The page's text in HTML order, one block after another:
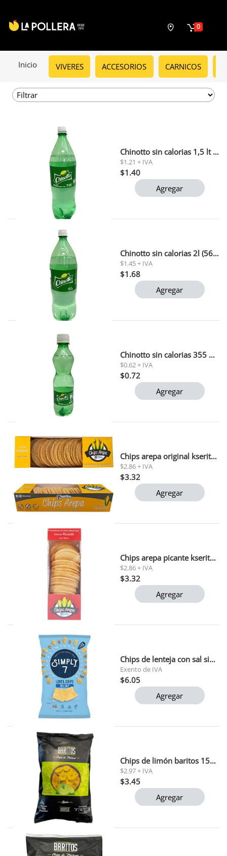
0
Inicio VIVERES ACCESORIOS CARNICOS
Chinotto sin calorias 1,5 lt 1 x6 (171)
$1.21 + IVA
$1.40
Agregar
Chinotto sin calorias 2l (5632)
$1.45 + IVA
$1.68
Agregar
Chinotto sin calorias 355 ml pet (5633)
$0.62 + IVA
$0.72
Agregar
Chips arepa original kseritas 100gr
$2.86 + IVA
$3.32
Agregar
Chips arepa picante kseritas 100gr
$2.86 + IVA
$3.32
Agregar
Chips de lenteja con sal simply 7 113 gr
Exento de IVA
$6.05
Agregar
Chips de limón baritos 150 gr
$2.97 + IVA
$3.45
Agregar